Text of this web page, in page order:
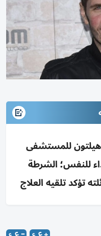
للمستشفى
للنفس؛ الشرطة
تؤكد تلقيه العلاج